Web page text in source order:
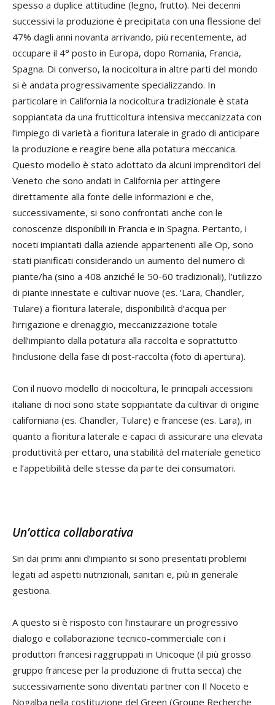
spesso a duplice attitudine (legno, frutto). Nei decenni
successivi la produzione è precipitata con una flessione del
47% dagli anni novanta arrivando, più recentemente, ad
occupare il 4° posto in Europa, dopo Romania, Francia,
Spagna. Di converso, la nocicoltura in altre parti del mondo
si è andata progressivamente specializzando. In
particolare in California la nocicoltura tradizionale è stata
soppiantata da una frutticoltura intensiva meccanizzata con
l’impiego di varietà a fioritura laterale in grado di anticipare
la produzione e reagire bene alla potatura meccanica.
Questo modello è stato adottato da alcuni imprenditori del
Veneto che sono andati in California per attingere
direttamente alla fonte delle informazioni e che,
successivamente, si sono confrontati anche con le
conoscenze disponibili in Francia e in Spagna. Pertanto, i
noceti impiantati dalla aziende appartenenti alle Op, sono
stati pianificati considerando un aumento del numero di
piante/ha (sino a 408 anziché le 50-60 tradizionali), l’utilizzo
di piante innestate e cultivar nuove (es. ‘Lara, Chandler,
Tulare) a fioritura laterale, disponibilità d’acqua per
l’irrigazione e drenaggio, meccanizzazione totale
dell’impianto dalla potatura alla raccolta e soprattutto
l’inclusione della fase di post-raccolta (foto di apertura).
Con il nuovo modello di nocicoltura, le principali accessioni
italiane di noci sono state soppiantate da cultivar di origine
californiana (es. Chandler, Tulare) e francese (es. Lara), in
quanto a fioritura laterale e capaci di assicurare una elevata
produttività per ettaro, una stabilità del materiale genetico
e l’appetibilità delle stesse da parte dei consumatori.
Un’ottica collaborativa
Sin dai primi anni d’impianto si sono presentati problemi
legati ad aspetti nutrizionali, sanitari e, più in generale
gestiona.
A questo si è risposto con l’instaurare un progressivo
dialogo e collaborazione tecnico-commerciale con i
produttori francesi raggruppati in Unicoque (il più grosso
gruppo francese per la produzione di frutta secca) che
successivamente sono diventati partner con Il Noceto e
Nogalba nella costituzione del Green (Groupe Recherche